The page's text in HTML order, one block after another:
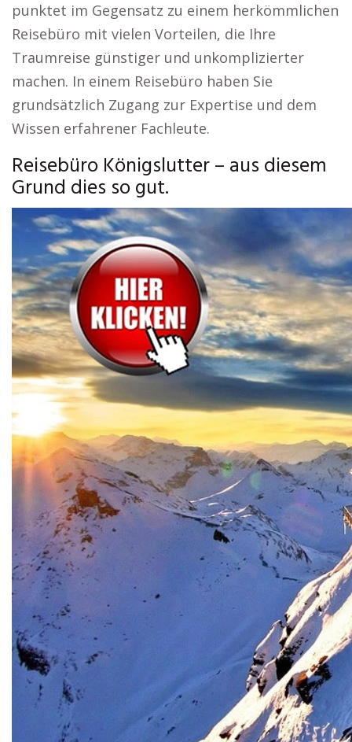
punktet im Gegensatz zu einem herkömmlichen
Reisebüro mit vielen Vorteilen, die Ihre
Traumreise günstiger und unkomplizierter
machen. In einem Reisebüro haben Sie
grundsätzlich Zugang zur Expertise und dem
Wissen erfahrener Fachleute.
Reisebüro Königslutter – aus diesem
Grund dies so gut.